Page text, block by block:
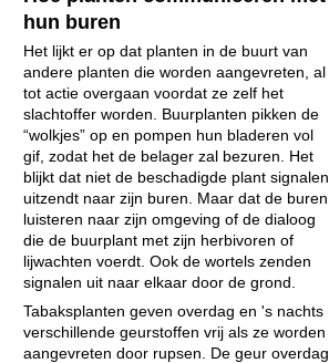
hun buren
Het lijkt er op dat planten in de buurt van
andere planten die worden aangevreten, al
tot actie overgaan voordat ze zelf het
slachtoffer worden. Buurplanten pikken de
“wolkjes” op en pompen hun bladeren vol
gif, zodat het de belager zal bezuren. Het
blijkt dat niet de beschadigde plant signalen
uitzendt naar zijn buren. Maar dat de buren
luisteren naar zijn omgeving of de dialoog
die de buurplant met zijn herbivoren of
lijwachten voerdt. Ook de wortels zenden
signalen uit naar elkaar door de grond.
Tabaksplanten geven overdag en 's nachts
verschillende geurstoffen vrij als ze worden
aangevreten door rupsen. De geur overdag